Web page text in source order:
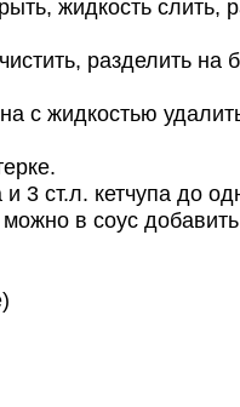
жидкость слить,
разделить на
с жидкостью
3 ст.л. кетчупа до
в соус